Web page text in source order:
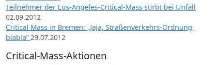
Teilnehmer der Los-Angeles-Critical-Mass stirbt bei Unfall
02.09.2012
Critical Mass in Bremen: „Jaja, Straßenverkehrs-Ordnung,
blabla“ 29.07.2012
Critical-Mass-Aktionen